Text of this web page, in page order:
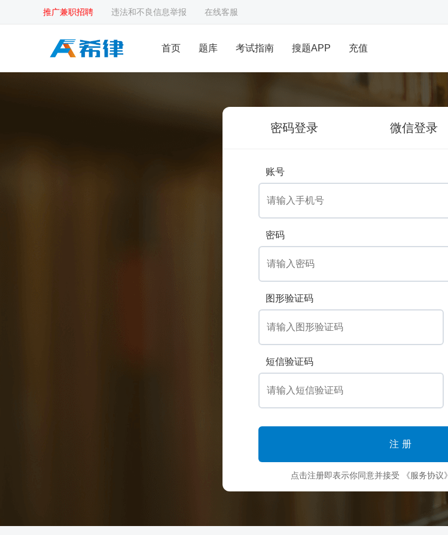
推广兼职招聘 违法和不良信息举报 在线客服
首页 题库 考试指南 搜题APP 充值
密码登录 微信登录
账号
密码
图形验证码
短信验证码
注册
点击注册即表示你同意并接受 《服务协议》